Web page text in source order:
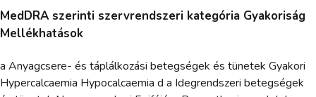
MedDRA szerinti szervrendszeri kategória Gyakoriság
Mellékhatások
a Anyagcsere- és táplálkozási betegségek és tünetek Gyakori
Hypercalcaemia Hypocalcaemia d a Idegrendszeri betegségek